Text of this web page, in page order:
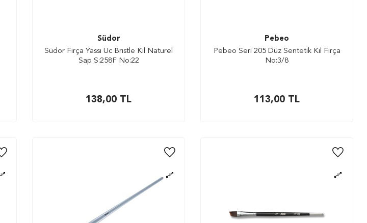
Südor
Südor Fırça Yassı Uc Brıstle Kıl Naturel
Sap S:258F No:22
138,00 TL
Pebeo
Pebeo Seri 205 Düz Sentetik Kıl Fırça
No:3/8
113,00 TL